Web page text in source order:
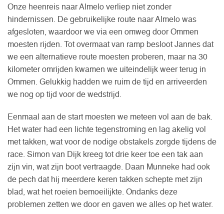
Onze heenreis naar Almelo verliep niet zonder
hindernissen. De gebruikelijke route naar Almelo was
afgesloten, waardoor we via een omweg door Ommen
moesten rijden. Tot overmaat van ramp besloot Jannes dat
we een alternatieve route moesten proberen, maar na 30
kilometer omrijden kwamen we uiteindelijk weer terug in
Ommen. Gelukkig hadden we ruim de tijd en arriveerden
we nog op tijd voor de wedstrijd.
Eenmaal aan de start moesten we meteen vol aan de bak.
Het water had een lichte tegenstroming en lag akelig vol
met takken, wat voor de nodige obstakels zorgde tijdens de
race. Simon van Dijk kreeg tot drie keer toe een tak aan
zijn vin, wat zijn boot vertraagde. Daan Munneke had ook
de pech dat hij meerdere keren takken schepte met zijn
blad, wat het roeien bemoeilijkte. Ondanks deze
problemen zetten we door en gaven we alles op het water.